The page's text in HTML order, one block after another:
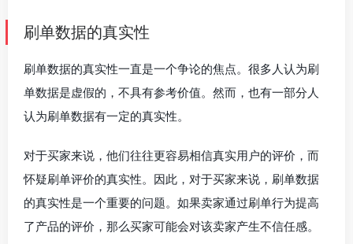
刷单数据的真实性
刷单数据的真实性一直是一个争论的焦点。很多人认为刷
单数据是虚假的，不具有参考价值。然而，也有一部分人
认为刷单数据有一定的真实性。
对于买家来说，他们往往更容易相信真实用户的评价，而
怀疑刷单评价的真实性。因此，对于买家来说，刷单数据
的真实性是一个重要的问题。如果卖家通过刷单行为提高
了产品的评价，那么买家可能会对该卖家产生不信任感。